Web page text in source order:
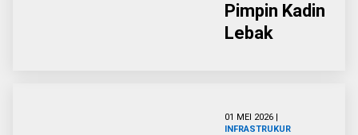
Pimpin Kadin
Lebak
01 MEI 2026 |
INFRASTRUKUR